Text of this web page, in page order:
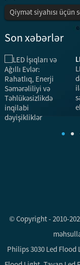
Qiymət siyahısı üçün
Son xəbərlər
© Copyright - 2010-
Philips 3030 Led Flood